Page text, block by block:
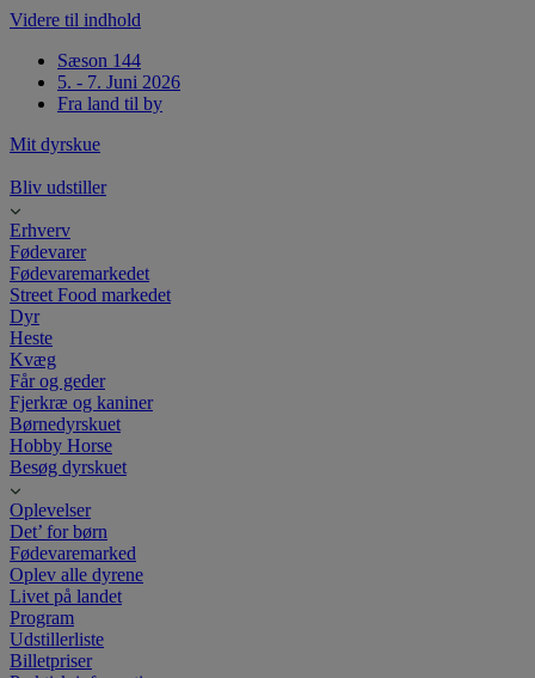
Videre til indhold
Sæson 144
5. - 7. Juni 2026
Fra land til by
Mit dyrskue
Bliv udstiller
Erhverv
Fødevarer
Fødevaremarkedet
Street Food markedet
Dyr
Heste
Kvæg
Får og geder
Fjerkræ og kaniner
Børnedyrskuet
Hobby Horse
Besøg dyrskuet
Oplevelser
Det’ for børn
Fødevaremarked
Oplev alle dyrene
Livet på landet
Program
Udstillerliste
Billetpriser